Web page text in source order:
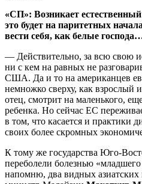
«СП»: Возникает
это будет на паритетных
вести себя, как белые
— Действительно, за всю свою
ни с кем на равных не
США. Да и то на американцев
немножко сверху, как взрослый
отец, смотрит на маленького,
ребенка. Но сейчас ЕС
в том, что касается и практики
своих более скромных
К тому же государства Юго-
переболели болезнью
напомню, два видных